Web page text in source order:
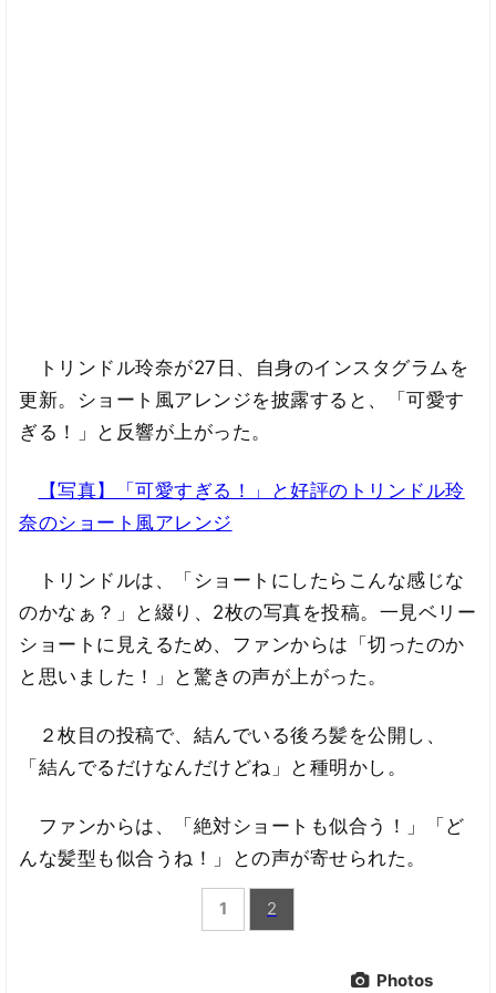
トリンドル玲奈が27日、自身のインスタグラムを
更新。ショート風アレンジを披露すると、「可愛す
ぎる！」と反響が上がった。
【写真】「可愛すぎる！」と好評のトリンドル玲
奈のショート風アレンジ
トリンドルは、「ショートにしたらこんな感じな
のかなぁ？」と綴り、2枚の写真を投稿。一見ベリー
ショートに見えるため、ファンからは「切ったのか
と思いました！」と驚きの声が上がった。
２枚目の投稿で、結んでいる後ろ髪を公開し、
「結んでるだけなんだけどね」と種明かし。
ファンからは、「絶対ショートも似合う！」「ど
んな髪型も似合うね！」との声が寄せられた。
1 2
Photos